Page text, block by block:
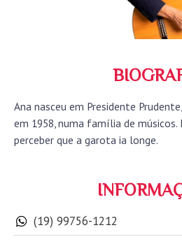
Ana nasceu em Presidente
em 1958, numa família de músicos.
perceber que a garota ia longe.
(19) 99756-1212